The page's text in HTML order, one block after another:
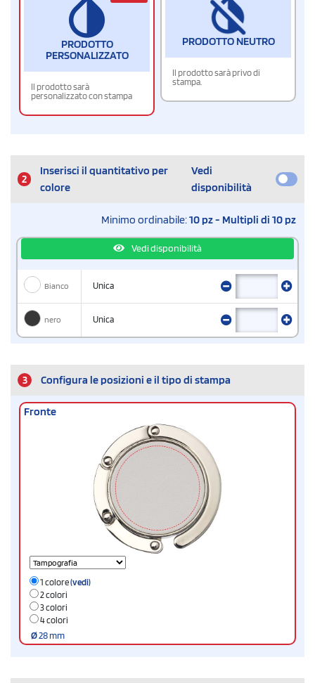
PRODOTTO
PERSONALIZZATO
Il prodotto sarà
personalizzato con stampa
PRODOTTO NEUTRO
Il prodotto sarà privo di
stampa.
2
Inserisci il quantitativo per
colore
Vedi
disponibilità
Minimo ordinabile:10 pz - Multipli di 10 pz
Vedi disponibilità
Bianco Unica
nero Unica
3 Configura le posizioni e il tipo di stampa
Fronte
1 colore(vedi)
2 colori
3 colori
4 colori
Ø28 mm